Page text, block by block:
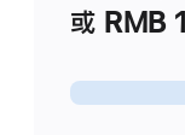
或 RMB